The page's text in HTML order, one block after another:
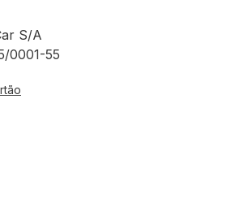
S/A
0001-55